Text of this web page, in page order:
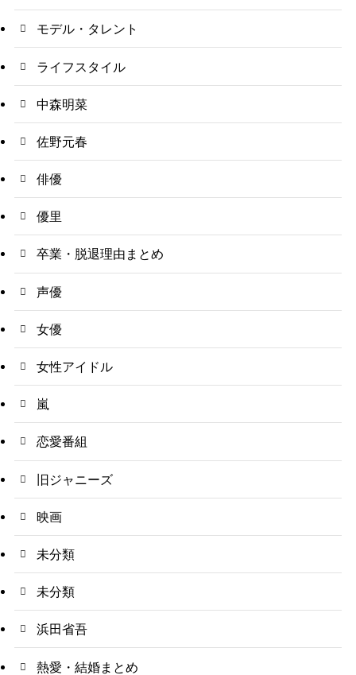
モデル・タレント
ライフスタイル
中森明菜
佐野元春
俳優
優里
卒業・脱退理由まとめ
声優
女優
女性アイドル
嵐
恋愛番組
旧ジャニーズ
映画
未分類
未分類
浜田省吾
熱愛・結婚まとめ